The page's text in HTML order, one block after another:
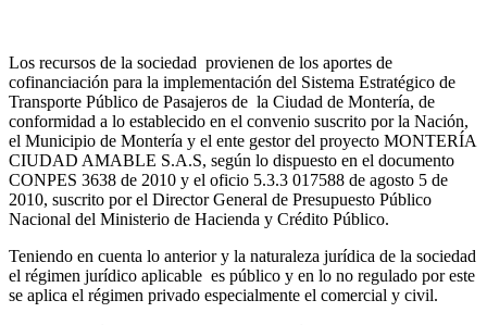
Los recursos de la sociedad provienen de los aportes de
cofinanciación para la implementación del Sistema Estratégico de
Transporte Público de Pasajeros de la Ciudad de Montería, de
conformidad a lo establecido en el convenio suscrito por la Nación,
el Municipio de Montería y el ente gestor del proyecto MONTERÍA
CIUDAD AMABLE S.A.S, según lo dispuesto en el documento
CONPES 3638 de 2010 y el oficio 5.3.3 017588 de agosto 5 de
2010, suscrito por el Director General de Presupuesto Público
Nacional del Ministerio de Hacienda y Crédito Público.
Teniendo en cuenta lo anterior y la naturaleza jurídica de la sociedad
el régimen jurídico aplicable es público y en lo no regulado por este
se aplica el régimen privado especialmente el comercial y civil.